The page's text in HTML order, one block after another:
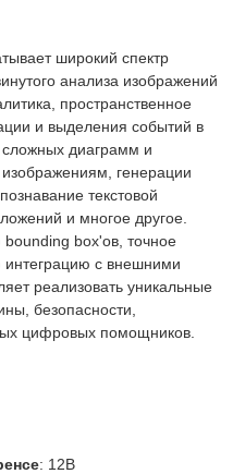
широкий спектр
анализа изображений
пространственное
и выделения событий в
диаграмм и
генерации
текстовой
и многое другое.
box'ов, точное
интеграцию с внешними
реализовать уникальные
безопасности,
цифровых помощников.
: 12B